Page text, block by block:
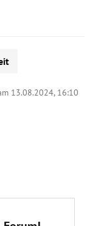
13.08.2024, 16:10